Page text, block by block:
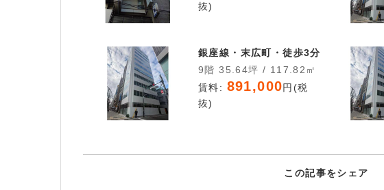
抜)
銀座線・末広町・徒歩3分
9階 35.64坪 / 117.82㎡
賃料: 891,000円(税
抜)
この記事をシェア